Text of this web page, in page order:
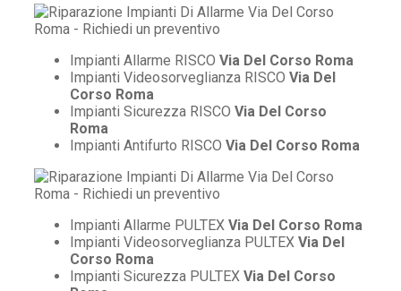
Impianti Allarme RISCO Via Del Corso Roma
Impianti Videosorveglianza RISCO Via Del
Corso Roma
Impianti Sicurezza RISCO Via Del Corso
Roma
Impianti Antifurto RISCO Via Del Corso Roma
Impianti Allarme PULTEX Via Del Corso Roma
Impianti Videosorveglianza PULTEX Via Del
Corso Roma
Impianti Sicurezza PULTEX Via Del Corso